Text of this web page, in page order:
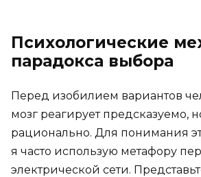
Психологические
парадокса выбора
Перед изобилием вариантов
мозг реагирует предсказуемо,
рационально. Для понимания
я часто использую метафору
электрической сети.